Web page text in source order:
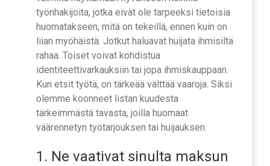
työnhakijoita, jotka eivät ole tarpeeksi tietoisia
huomatakseen, mitä on tekeillä, ennen kuin on
liian myöhäistä. Jotkut haluavat huijata ihmisiltä
rahaa. Toiset voivat kohdistua
identiteettivarkauksiin tai jopa ihmiskauppaan.
Kun etsit työtä, on tärkeää välttää vaaroja. Siksi
olemme koonneet listan kuudesta
tärkeimmästä tavasta, joilla huomaat
väärennetyn työtarjouksen tai huijauksen.
1. Ne vaativat sinulta maksun